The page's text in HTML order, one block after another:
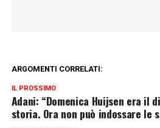
ARGOMENTI CORRELATI:
IL PROSSIMO
Adani: “Domenica Huijsen era il
storia. Ora non può indossare le